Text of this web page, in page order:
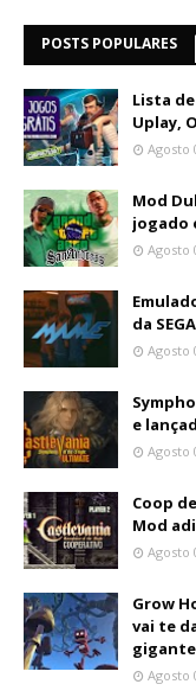
POSTS POPULARES
Lista
Uplay,
Agosto
Mod
jogado
Agosto
da
Agosto
e
Agosto
Coop
Mod
Agosto
Grow
vai te
Agosto